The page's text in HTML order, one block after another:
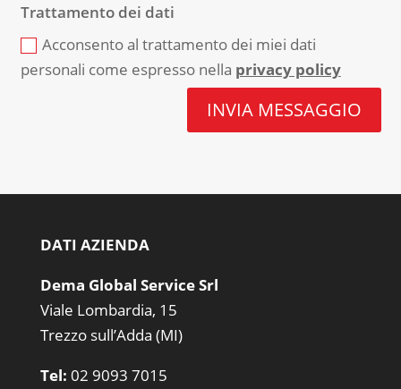
Trattamento dei dati
Acconsento al trattamento dei miei dati
personali come espresso nella privacy policy
INVIA MESSAGGIO
DATI AZIENDA
Dema Global Service Srl
Viale Lombardia, 15
Trezzo sull’Adda (MI)
Tel: 02 9093 7015